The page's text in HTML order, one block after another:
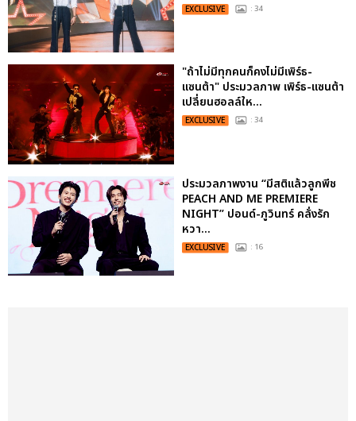
EXCLUSIVE : 34
"ถ้าไม่มีทุกคนก็คงไม่มีเพิร์ธ-
แซนต้า" ประมวลภาพ เพิร์ธ-แซนต้า
เปลี่ยนฮอลล์ให...
EXCLUSIVE : 34
ประมวลภาพงาน “มีสติแล้วลูกพีช
PEACH AND ME PREMIERE
NIGHT” ปอนด์-ภูวินทร์ คลั่งรัก
หวา...
EXCLUSIVE : 16